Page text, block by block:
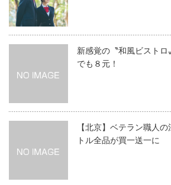
新感覚の〝和風ビスト
でも８元！
【北京】ベテラン職人
トル全品が買一送一に